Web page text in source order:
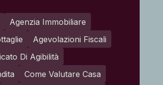
Agenzia Immobiliare
Agevolazioni Fiscali
Di Agibilità
Come Valutare Casa